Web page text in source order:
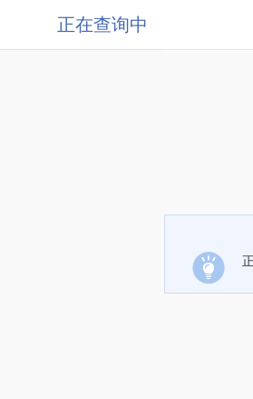
正在查询中